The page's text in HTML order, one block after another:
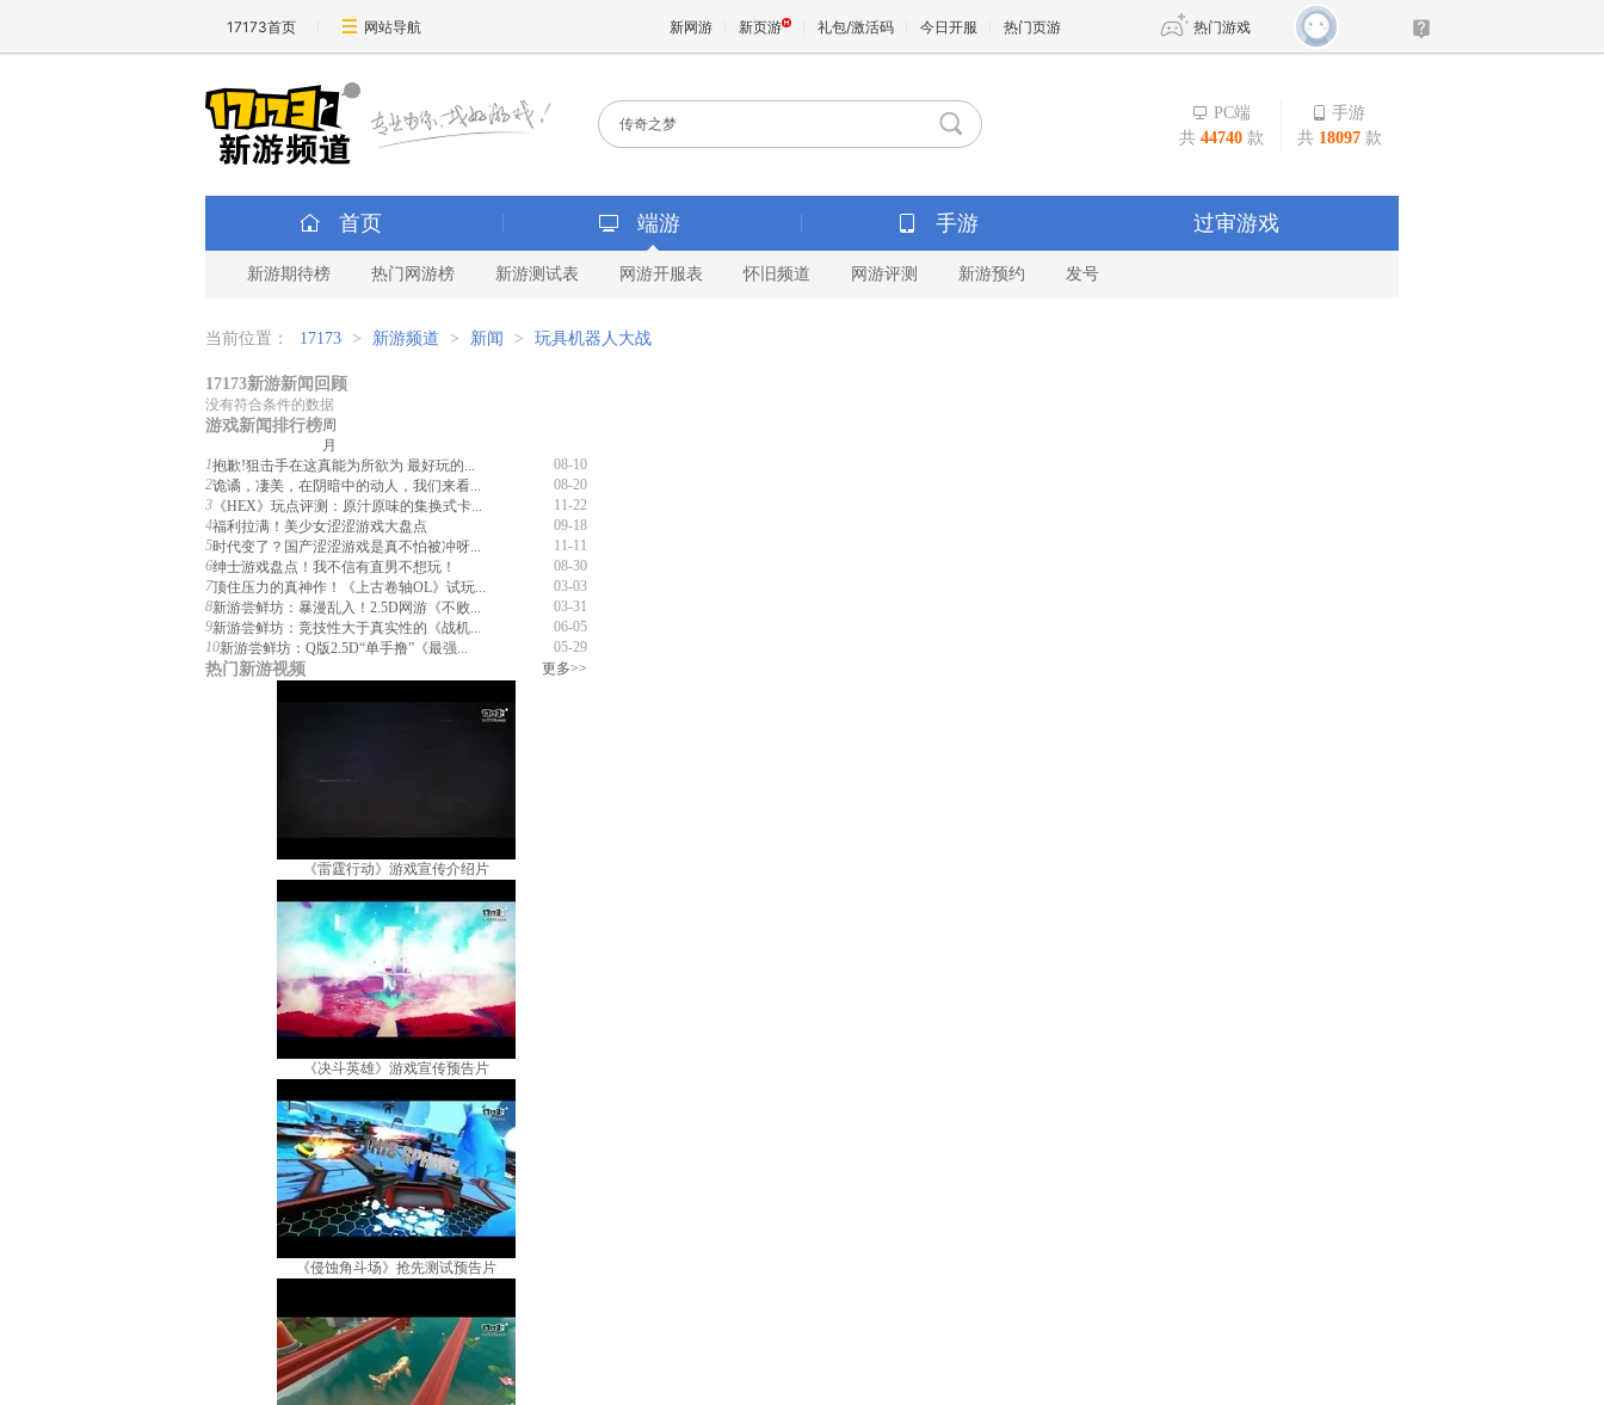
17173首页 网站导航 新网游 新页游 礼包/激活码 今日开服 热门页游 热门游戏
传奇4
新天龙八部
王权与自由
PC端
共 44740 款
手游
共 18097 款
首页 端游 手游 过审游戏
新游期待榜 热门网游榜 新游测试表 网游开服表 怀旧频道 网游评测 新游预约 发号
当前位置： 17173 > 新游频道 > 新闻 > 玩具机器人大战
17173新游新闻回顾
没有符合条件的数据
游戏新闻排行榜周
月
1
08-10
抱歉!狙击手在这真能为所欲为 最好玩的...
2
08-20
诡谲，凄美，在阴暗中的动人，我们来看...
3
11-22
《HEX》玩点评测：原汁原味的集换式卡...
4
09-18
福利拉满！美少女涩涩游戏大盘点
5
11-11
时代变了？国产涩涩游戏是真不怕被冲呀...
6
08-30
绅士游戏盘点！我不信有直男不想玩！
7
03-03
顶住压力的真神作！《上古卷轴OL》试玩...
8
03-31
新游尝鲜坊：暴漫乱入！2.5D网游《不败...
9
06-05
新游尝鲜坊：竞技性大于真实性的《战机...
10
05-29
新游尝鲜坊：Q版2.5D“单手撸”《最强...
热门新游视频 更多>>
《雷霆行动》游戏宣传介绍片
《决斗英雄》游戏宣传预告片
《侵蚀角斗场》抢先测试预告片